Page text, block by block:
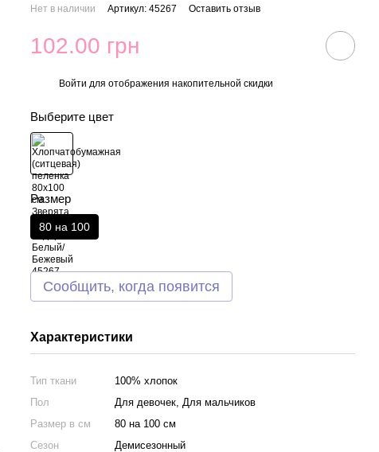
Нет в наличии Артикул: 45267 Оставить отзыв
102.00 грн
Войти для отображения накопительной скидки
Выберите цвет
Размер
80 на 100
Сообщить, когда появится
Характеристики
Тип ткани
100% хлопок
Пол
Для девочек, Для мальчиков
Размер в см
80 на 100 см
Сезон
Демисезонный